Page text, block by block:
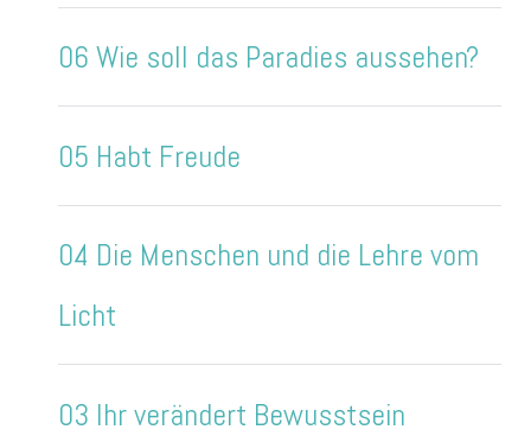
06 Wie soll das Paradies aussehen?
05 Habt Freude
04 Die Menschen und die Lehre vom
Licht
03 Ihr verändert Bewusstsein